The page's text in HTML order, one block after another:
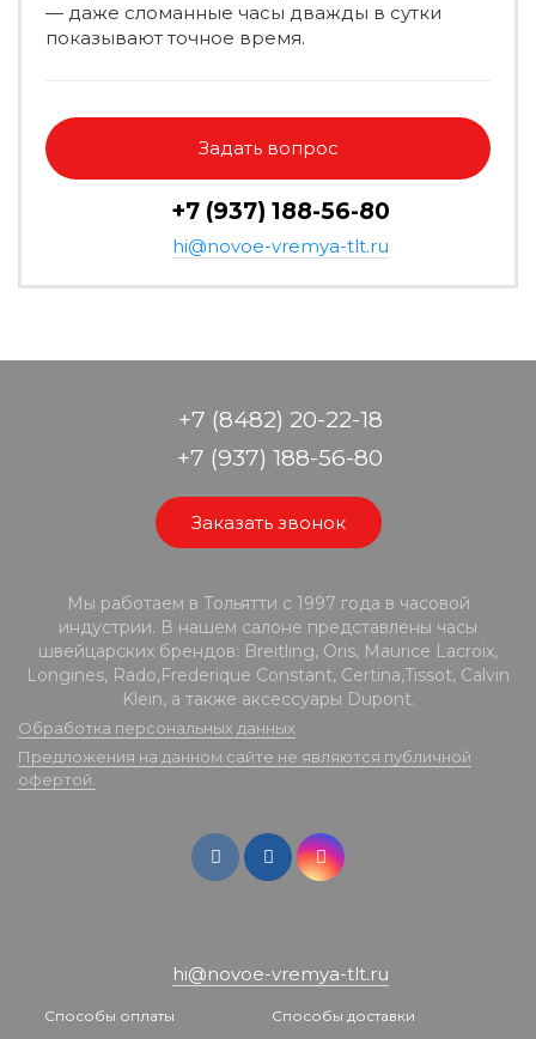
— даже сломанные часы дважды в сутки
показывают точное время.
Задать вопрос
+7 (937) 188-56-80
hi@novoe-vremya-tlt.ru
+7 (8482) 20-22-18
+7 (937) 188-56-80
Заказать звонок
Мы работаем в Тольятти с 1997 года в часовой
индустрии. В нашем салоне представлены часы
швейцарских брендов: Breitling, Oris, Maurice Lacroix,
Longines, Rado,Frederique Constant, Certina,Tissot, Calvin
Klein, а также аксессуары Dupont.
Обработка персональных данных
Предложения на данном сайте не являются публичной
офертой.
hi@novoe-vremya-tlt.ru
Способы оплаты Способы доставки